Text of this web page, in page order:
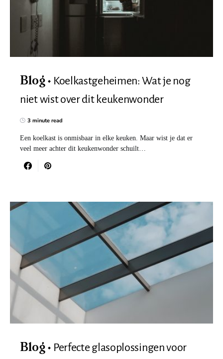
Blog
Koelkastgeheimen: Wat je nog
niet wist over dit keukenwonder
3 minute read
Een koelkast is onmisbaar in elke keuken. Maar wist je dat er
veel meer achter dit keukenwonder schuilt…
Blog
Perfecte glasoplossingen voor